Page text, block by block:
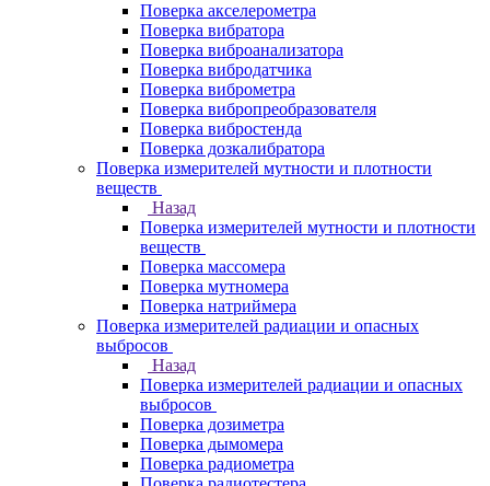
Поверка акселерометра
Поверка вибратора
Поверка виброанализатора
Поверка вибродатчика
Поверка виброметра
Поверка вибропреобразователя
Поверка вибростенда
Поверка дозкалибратора
Поверка измерителей мутности и плотности
веществ
Назад
Поверка измерителей мутности и плотности
веществ
Поверка массомера
Поверка мутномера
Поверка натриймера
Поверка измерителей радиации и опасных
выбросов
Назад
Поверка измерителей радиации и опасных
выбросов
Поверка дозиметра
Поверка дымомера
Поверка радиометра